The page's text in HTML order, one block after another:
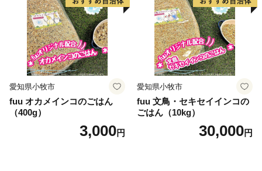
愛知県小牧市
fuu オカメインコのごはん
（400g）
3,000円
愛知県小牧市
fuu 文鳥・セキセイインコの
ごはん（10kg）
30,000円